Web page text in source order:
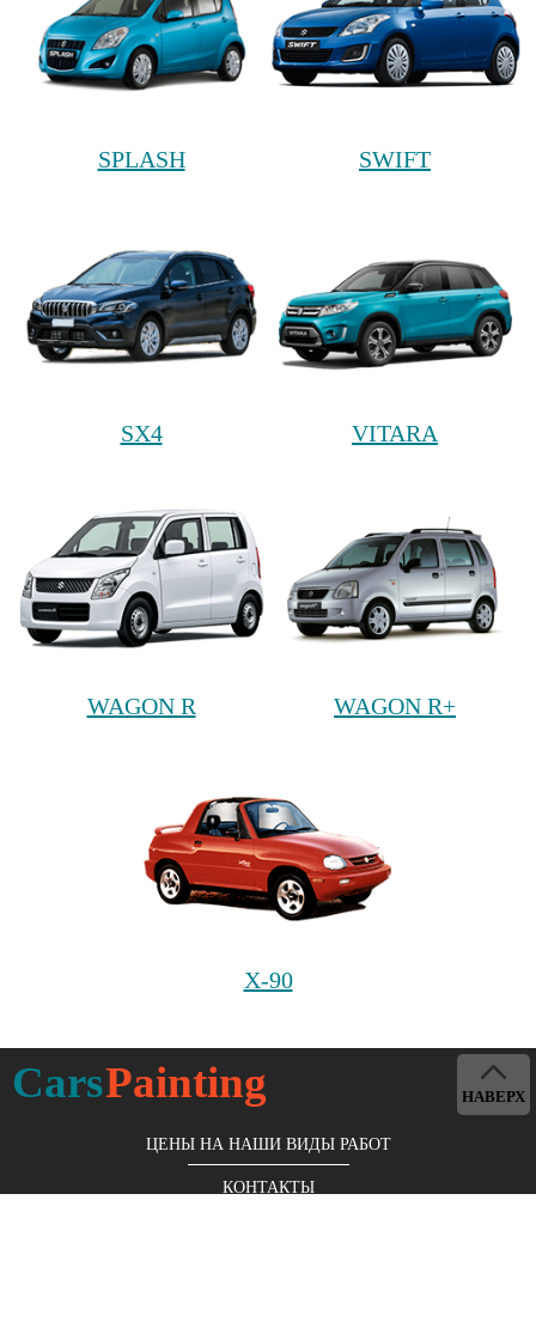
SPLASH SWIFT
SX4 VITARA
WAGON R WAGON R+
X-90
CarsPainting
ЦЕНЫ НА НАШИ ВИДЫ РАБОТ
КОНТАКТЫ
НАВЕРХ